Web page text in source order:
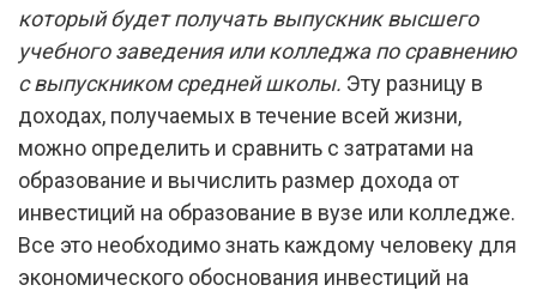
который будет получать выпускник высшего
учебного заведения или колледжа по сравнению
с выпускником средней школы. Эту разницу в
доходах, получаемых в течение всей жизни,
можно определить и сравнить с затратами на
образование и вычислить размер дохода от
инвестиций на образование в вузе или колледже.
Все это необходимо знать каждому человеку для
экономического обоснования инвестиций на